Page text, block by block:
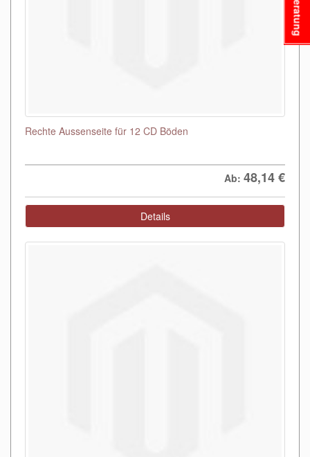
Rechte Aussenseite für 12 CD Böden
Ab: 48,14€
Details
Beratung